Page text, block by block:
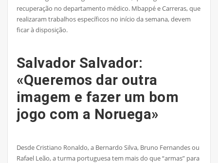
recuperação no departamento médico. Mbappé e Carreras, que
realizaram trabalhos específicos no início da semana, devem
ficar à disposição.
Salvador Salvador:
«Queremos dar outra
imagem e fazer um bom
jogo com a Noruega»
Desde Cristiano Ronaldo, a Bernardo Silva, Bruno Fernandes ou
Rafael Leão, a turma portuguesa tem mais do que “armas” para